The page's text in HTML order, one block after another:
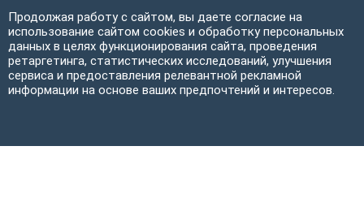
Продолжая работу с сайтом, вы даете согласие на
использование сайтом cookies и обработку персональных
данных в целях функционирования сайта, проведения
ретаргетинга, статистических исследований, улучшения
сервиса и предоставления релевантной рекламной
информации на основе ваших предпочтений и интересов.